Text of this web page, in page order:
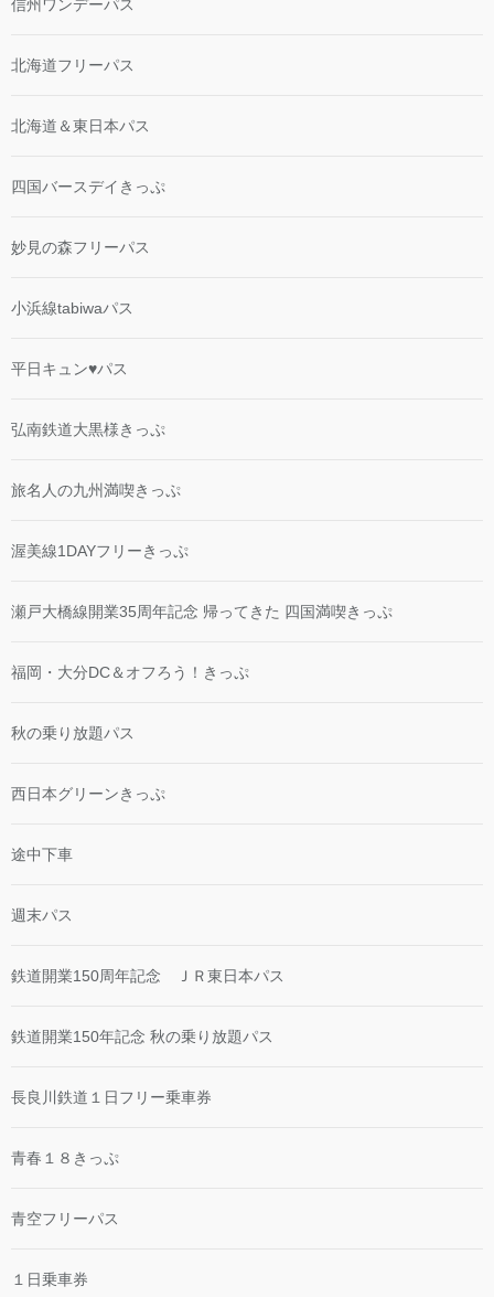
信州ワンデーパス
北海道フリーパス
北海道＆東日本パス
四国バースデイきっぷ
妙見の森フリーパス
小浜線tabiwaパス
平日キュン♥パス
弘南鉄道大黒様きっぷ
旅名人の九州満喫きっぷ
渥美線1DAYフリーきっぷ
瀬戸大橋線開業35周年記念 帰ってきた 四国満喫きっぷ
福岡・大分DC＆オフろう！きっぷ
秋の乗り放題パス
西日本グリーンきっぷ
途中下車
週末パス
鉄道開業150周年記念 ＪＲ東日本パス
鉄道開業150年記念 秋の乗り放題パス
長良川鉄道１日フリー乗車券
青春１８きっぷ
青空フリーパス
１日乗車券